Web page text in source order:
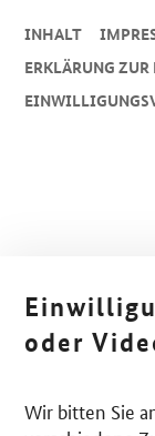
INHALT
ERKLÄRUNG
oder
Wir bitten Sie